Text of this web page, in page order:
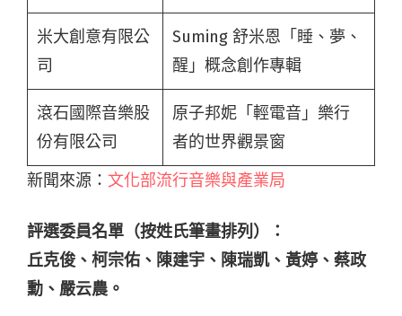
米大創意有限公
司
Suming 舒米恩「睡、夢、
醒」概念創作專輯
滾石國際音樂股
份有限公司
原子邦妮「輕電音」樂行
者的世界觀景窗
新聞來源： 文化部流行音樂與產業局
評選委員名單（按姓氏筆畫排列）：
丘克俊、柯宗佑、陳建宇、陳瑞凱、黃婷、蔡政
勳、嚴云農。